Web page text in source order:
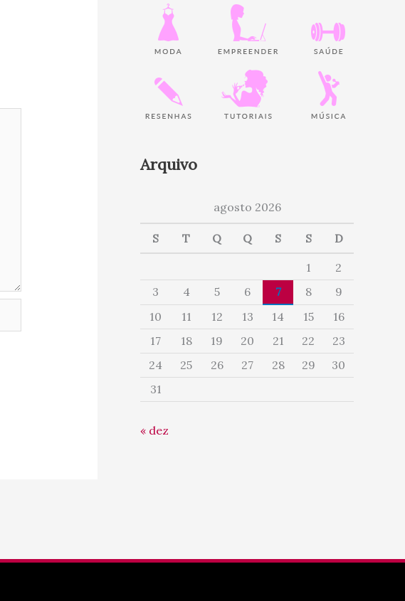
Arquivo
agosto 2026
S T Q Q S S D
1
2
3
4 5 6 7 8
9
10
11 12 13 14 15
16
17
18 19 20 21 22
23
24
25 26 27 28 29
30
31
« dez